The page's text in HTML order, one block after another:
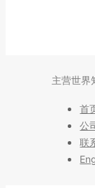
主营世界
首
公
联